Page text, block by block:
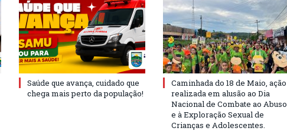
Saúde que avança, cuidado que
chega mais perto da população!
Caminhada do 18 de Maio, ação
realizada em alusão ao Dia
Nacional de Combate ao Abuso
e à Exploração Sexual de
Crianças e Adolescentes.